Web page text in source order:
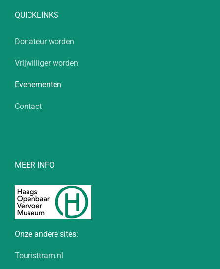
QUICKLINKS
Donateur worden
Vrijwilliger worden
Evenementen
Contact
MEER INFO
Onze andere sites:
Touristtram.nl